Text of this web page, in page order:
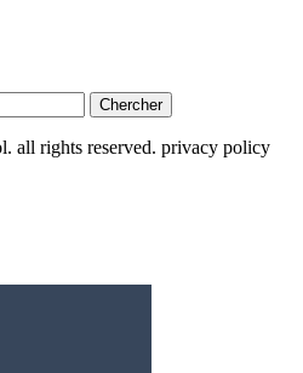
all rights reserved. privacy policy